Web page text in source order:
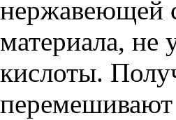
нержавеющей
материала, не
кислоты.
перемешивают